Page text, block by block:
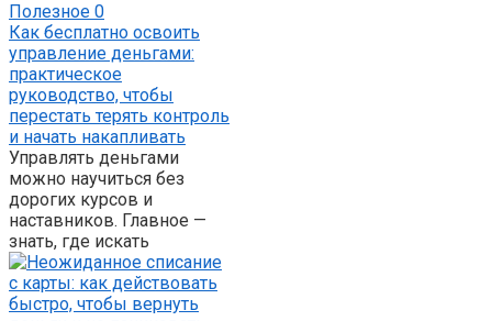
Полезное 0
Как бесплатно освоить
управление деньгами:
практическое
руководство, чтобы
перестать терять контроль
и начать накапливать
Управлять деньгами
можно научиться без
дорогих курсов и
наставников. Главное —
знать, где искать